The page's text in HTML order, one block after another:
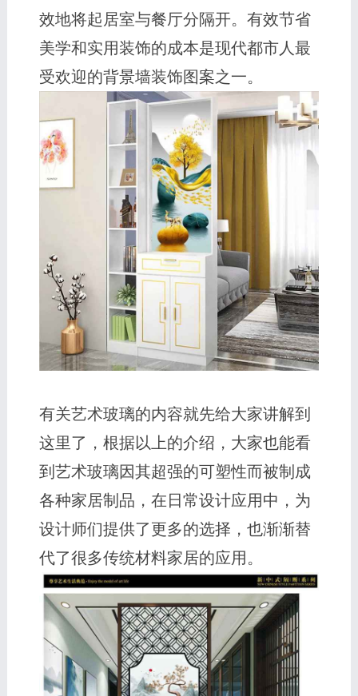
效地将起居室与餐厅分隔开。有效节省
美学和实用装饰的成本是现代都市人最
受欢迎的背景墙装饰图案之一。
有关艺术玻璃的内容就先给大家讲解到
这里了，根据以上的介绍，大家也能看
到艺术玻璃因其超强的可塑性而被制成
各种家居制品，在日常设计应用中，为
设计师们提供了更多的选择，也渐渐替
代了很多传统材料家居的应用。